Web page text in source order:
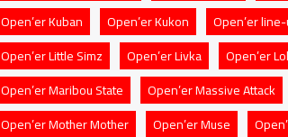
Open’er Kuban
Open’er Kukon Open’er
Open’er Little Simz
Open’er Livka Open’er
Open’er Maribou State
Open’er Massive Attack
Open’er Mother Mother
Open’er Muse